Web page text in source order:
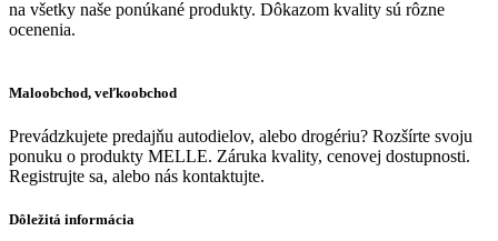
na všetky naše ponúkané produkty. Dôkazom kvality sú rôzne
ocenenia.
Maloobchod, veľkoobchod
Prevádzkujete predajňu autodielov, alebo drogériu? Rozšírte svoju
ponuku o produkty MELLE. Záruka kvality, cenovej dostupnosti.
Registrujte sa, alebo nás kontaktujte.
Dôležitá informácia